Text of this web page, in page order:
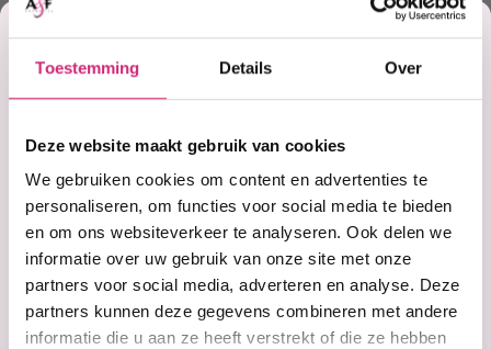
Toestemming Details Over
Deze website maakt gebruik van cookies
We gebruiken cookies om content en advertenties te
personaliseren, om functies voor social media te bieden
en om ons websiteverkeer te analyseren. Ook delen we
informatie over uw gebruik van onze site met onze
partners voor social media, adverteren en analyse. Deze
partners kunnen deze gegevens combineren met andere
informatie die u aan ze heeft verstrekt of die ze hebben
Op voorraad
Ster Style
Haarborstel (477)
€4,99
Haarborstel (934)
€3,99
Korting
op je
eerste
bestelling